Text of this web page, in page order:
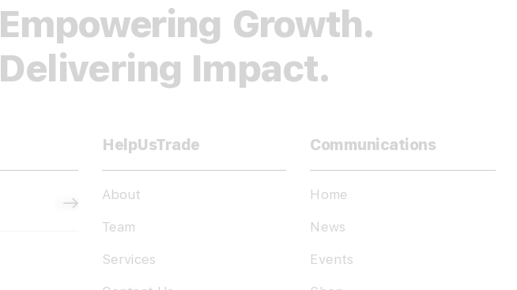
Empowering Growth.
Delivering Impact.
Subscribe
HelpUsTrade
About
Team
Services
Communications
Home
News
Events